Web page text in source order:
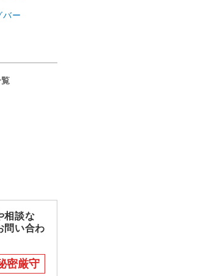
バー
相談な
問い合わ
密厳守